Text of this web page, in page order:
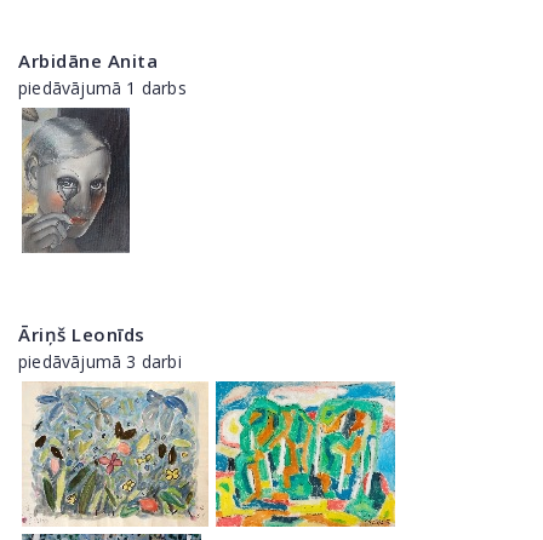
Arbidāne Anita
piedāvājumā 1 darbs
Āriņš Leonīds
piedāvājumā 3 darbi